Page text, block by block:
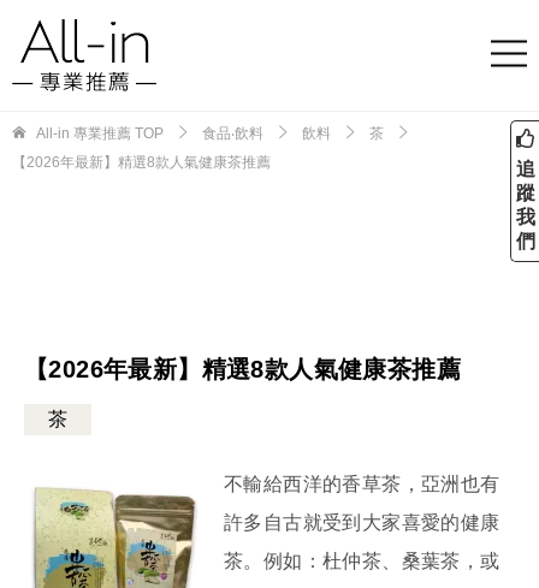
All-in 專業推薦 TOP 食品‧飲料 飲料
茶
【2026年最新】精選8款人氣健康茶推薦
【2026年最新】精選8款人氣健康茶推薦
茶
不輸給西洋的香草茶，亞洲也有
許多自古就受到大家喜愛的健康
茶。例如：杜仲茶、桑葉茶，或
追
蹤
我
們